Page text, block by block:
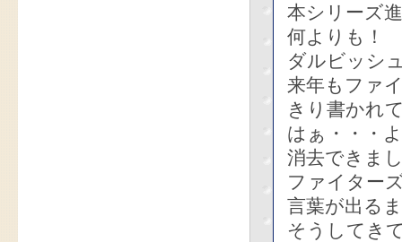
本シリーズ
何よりも！
ダルビッシ
来年もファ
きり書かれ
はぁ・・・
消去できま
ファイター
言葉が出る
そうしてき